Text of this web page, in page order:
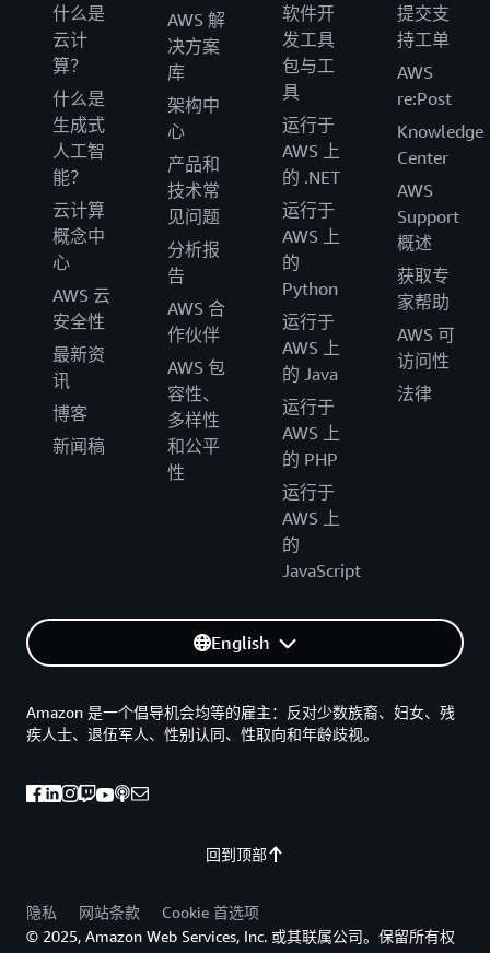
什么是
云计
算？
什么是
生成式
人工智
能？
云计算
概念中
心
AWS 云
安全性
最新资
讯
博客
新闻稿
AWS 解
决方案
库
架构中
心
产品和
技术常
见问题
分析报
告
AWS 合
作伙伴
AWS 包
容性、
多样性
和公平
性
软件开
发工具
包与工
具
运行于
AWS 上
的 .NET
运行于
AWS 上
的
Python
运行于
AWS 上
的 Java
运行于
AWS 上
的 PHP
运行于
AWS 上
的
JavaScript
提交支
持工单
AWS
re:Post
Knowledge
Center
AWS
Support
概述
获取专
家帮助
AWS 可
访问性
法律
English
回到顶部
Amazon 是一个倡导机会均等的雇主：反对少数族裔、妇女、残
疾人士、退伍军人、性别认同、性取向和年龄歧视。
隐私 网站条款
Cookie 首选项
© 2025, Amazon Web Services, Inc. 或其联属公司。保留所有权